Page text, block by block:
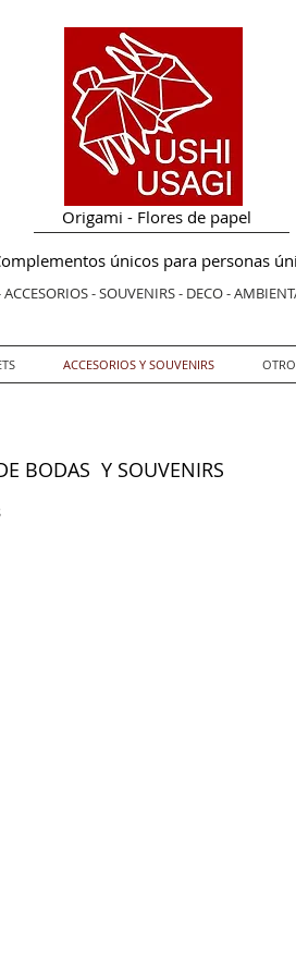
Origami - Flores de papel
únicos para personas
- SOUVENIRS - DECO -
ACCESORIOS Y SOUVENIRS
BODAS Y SOUVENIRS